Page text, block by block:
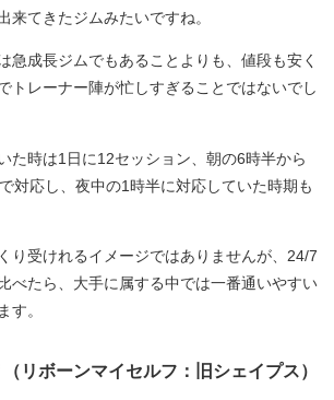
来てきたジムみたいですね。
急成長ジムでもあることよりも、値段も安く
トレーナー陣が忙しすぎることではないでし
た時は1日に12セッション、朝の6時半から
対応し、夜中の1時半に対応していた時期も
り受けれるイメージではありませんが、24/7
べたら、大手に属する中では一番通いやすい
す。
リボーンマイセルフ：旧シェイプス）